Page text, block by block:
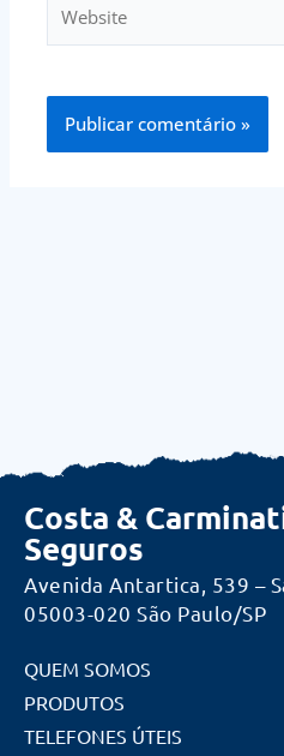
Costa &
Seguros
Avenida Antartica, 539 –
05003-020 São Paulo/SP
QUEM SOMOS
PRODUTOS
TELEFONES ÚTEIS